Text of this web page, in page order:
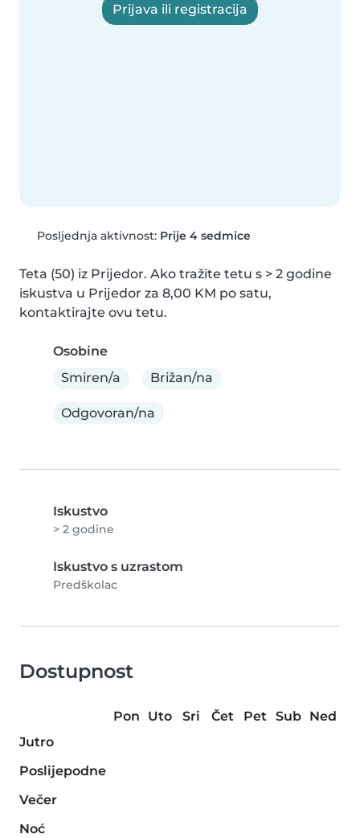
Prijava ili registracija
Posljednja aktivnost: Prije 4 sedmice
Teta (50) iz Prijedor. Ako tražite tetu s > 2 godine
iskustva u Prijedor za 8,00 KM po satu,
kontaktirajte ovu tetu.
Osobine
Smiren/a
Brižan/na
Odgovoran/na
Iskustvo
> 2 godine
Iskustvo s uzrastom
Predškolac
Dostupnost
Pon Uto Sri Čet Pet Sub Ned
Jutro
Poslijepodne
Večer
Noć